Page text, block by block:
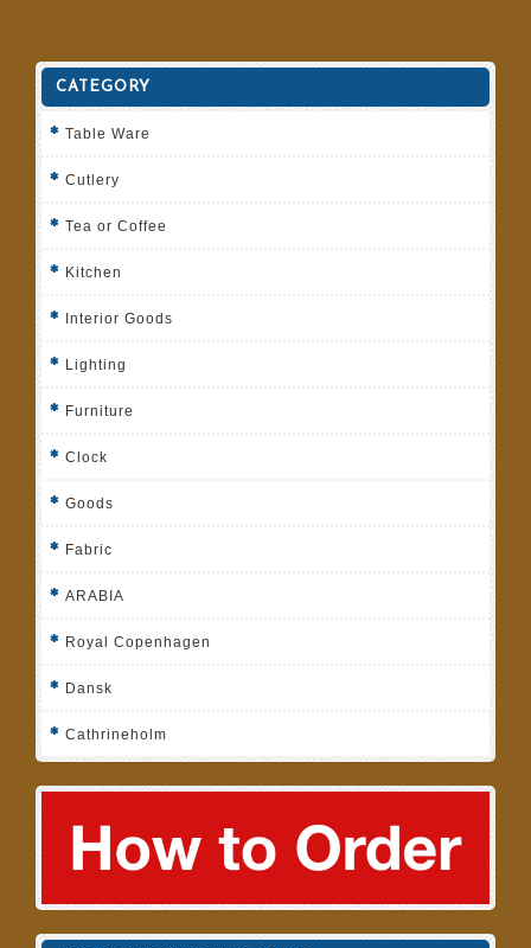
CATEGORY
Table Ware
Cutlery
Tea or Coffee
Kitchen
Interior Goods
Lighting
Furniture
Clock
Goods
Fabric
ARABIA
Royal Copenhagen
Dansk
Cathrineholm